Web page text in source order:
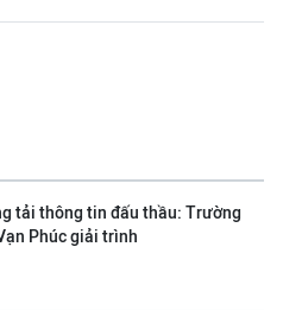
tải thông tin đấu thầu: Trường
Phúc giải trình